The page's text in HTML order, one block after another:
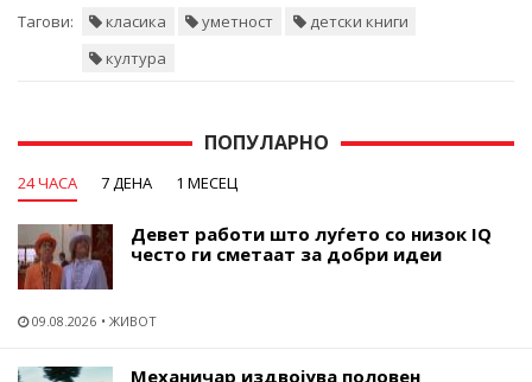
Тагови: класика уметност
детски книги
култура
ПОПУЛАРНО
24 ЧАСА 7 ДЕНА 1 МЕСЕЦ
Девет работи што луѓето со низок IQ
често ги сметаат за добри идеи
09.08.2026 ЖИВОТ
Механичар издвојува половен